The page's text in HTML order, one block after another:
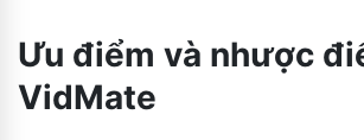
Ưu điểm và nhược
VidMate